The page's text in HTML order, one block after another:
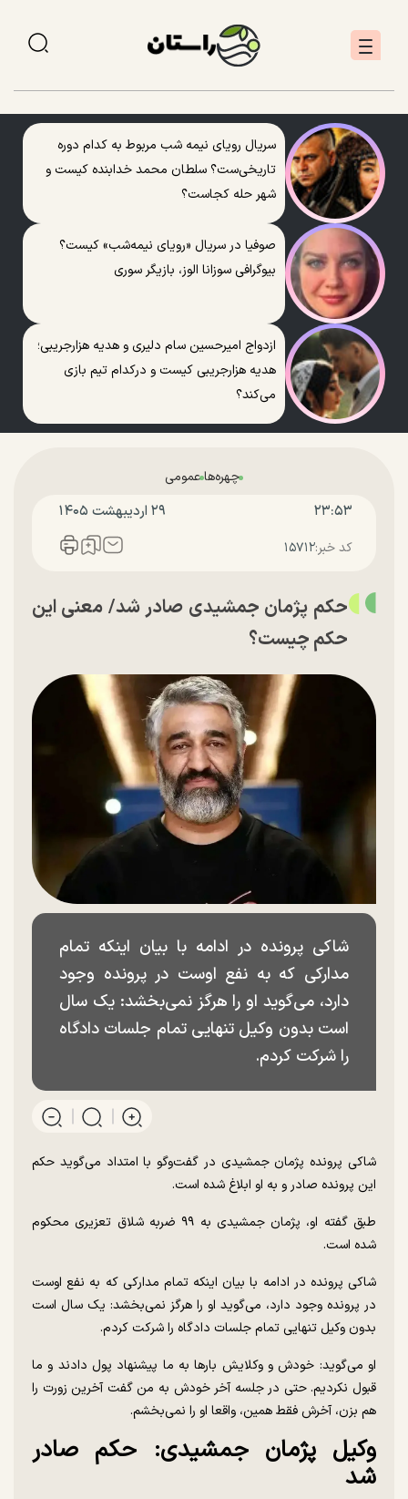
سریال رویای نیمه شب مربوط به کدام دوره
تاریخی‌ست؟ سلطان محمد خدابنده کیست و
شهر حله کجاست؟
صوفیا در سریال «رویای نیمه‌شب» کیست؟
بیوگرافی سوزانا الوز، بازیگر سوری
ازدواج امیرحسین سام دلیری و هدیه هزارجریبی؛
هدیه هزارجریبی کیست و درکدام تیم بازی
می‌کند؟
چهره‌هاعمومی
۲۳:۵۳ ۲۹ ارديبهشت ۱۴۰۵
کد خبر:۱۵۷۱۲
حکم پژمان جمشیدی صادر شد/ معنی این
حکم چیست؟
شاکی پرونده در ادامه با بیان اینکه تمام
مدارکی که به نفع اوست در پرونده وجود
دارد، می‌گوید او را هرگز نمی‌بخشد: یک سال
است بدون وکیل تنهایی تمام جلسات دادگاه
را شرکت کردم.
شاکی پرونده پژمان جمشیدی در گفت‌و‌گو با امتداد می‌گوید حکم
این پرونده صادر و به او ابلاغ شده است.
طبق گفته او، پژمان جمشیدی به ۹۹ ضربه شلاق تعزیری محکوم
شده است.
شاکی پرونده در ادامه با بیان اینکه تمام مدارکی که به نفع اوست
در پرونده وجود دارد، می‌گوید او را هرگز نمی‌بخشد: یک سال است
بدون وکیل تنهایی تمام جلسات دادگاه را شرکت کردم.
او می‌گوید: خودش و وکلایش بار‌ها به ما پیشنهاد پول دادند و ما
قبول نکردیم. حتی در جلسه آخر خودش به من گفت آخرین زورت را
هم بزن، آخرش فقط همین، واقعا او را نمی‌بخشم.
وکیل پژمان جمشیدی: حکم صادر
شد